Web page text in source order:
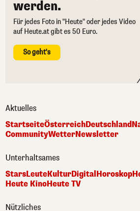
werden.
Für jedes Foto in "Heute" oder jedes Video
auf Heute.at gibt es 50 Euro.
So geht's
Aktuelles
StartseiteÖsterreichDeutschland
CommunityWetterNewsletter
Unterhaltsames
StarsLeuteKulturDigitalHoroskop
Heute KinoHeute TV
Nützliches